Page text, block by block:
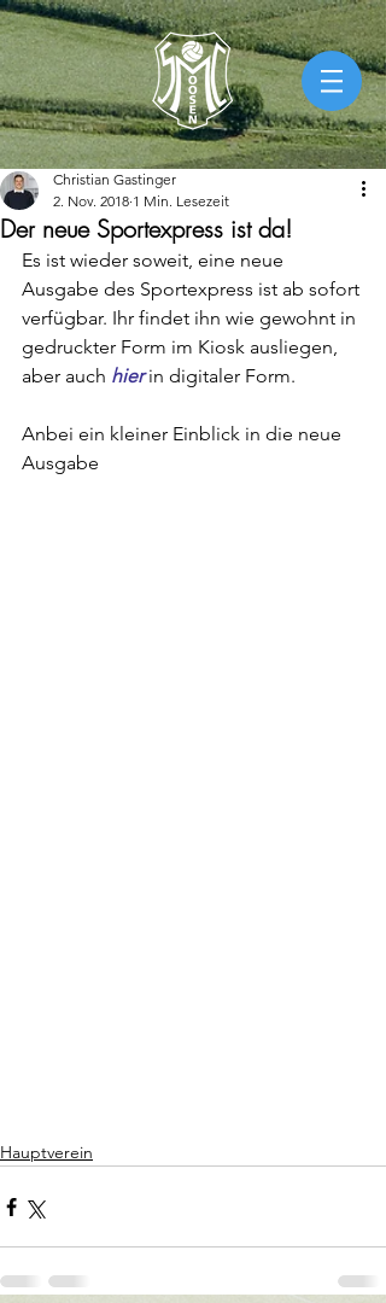
Der neue Sportexpress ist da!
Christian Gastinger
2. Nov. 2018 1 Min. Lesezeit
Es ist wieder soweit, eine neue
Ausgabe des Sportexpress ist ab sofort
verfügbar. Ihr findet ihn wie gewohnt in
gedruckter Form im Kiosk ausliegen,
aber auch hier in digitaler Form.
Anbei ein kleiner Einblick in die neue
Ausgabe
Hauptverein